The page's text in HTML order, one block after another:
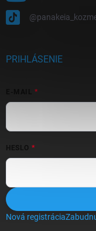
PRIHLÁSENIE
HESLO
Nová registrácia